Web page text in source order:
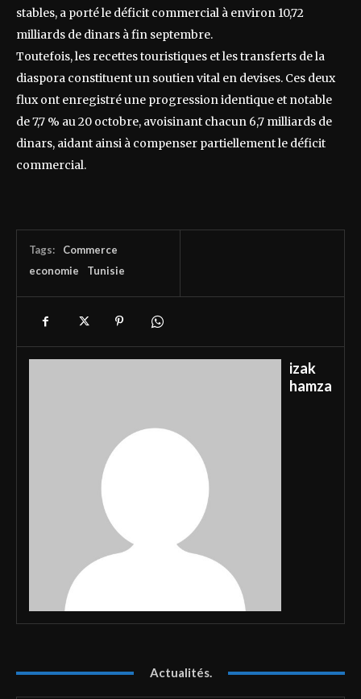
stables, a porté le déficit commercial à environ 10,72
milliards de dinars à fin septembre.
Toutefois, les recettes touristiques et les transferts de la
diaspora constituent un soutien vital en devises. Ces deux
flux ont enregistré une progression identique et notable
de 7,7 % au 20 octobre, avoisinant chacun 6,7 milliards de
dinars, aidant ainsi à compenser partiellement le déficit
commercial.
Tags:
Commerce
economie
Tunisie
izak
hamza
Actualités.